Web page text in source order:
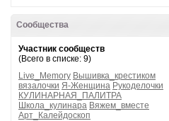
Сообщества
Участник сообществ
(Всего в списке: 9)
Live_Memory Вышивка_крестиком
вязалочки Я-Женщина Рукоделочки
КУЛИНАРНАЯ_ПАЛИТРА
Школа_кулинара Вяжем_вместе
Арт_Калейдоскоп